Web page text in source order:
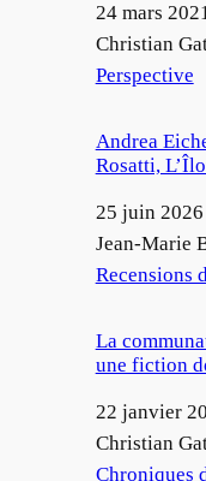
Date
24 mars
Auteur
Christian
Par rapport à
Perspective
Andrea
Rosatti,
Date
25 juin 2026
Auteur
Jean-Marie
Par rapport à
Recensions
La
une fiction
Date
22 janvier
Auteur
Christian
Par rapport à
Chroniques